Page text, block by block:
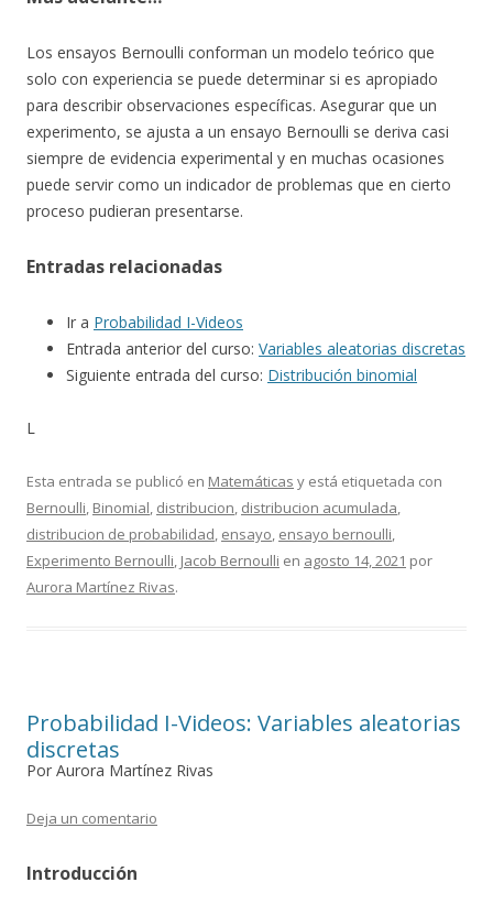
Los ensayos Bernoulli conforman un modelo teórico que
solo con experiencia se puede determinar si es apropiado
para describir observaciones específicas. Asegurar que un
experimento, se ajusta a un ensayo Bernoulli se deriva casi
siempre de evidencia experimental y en muchas ocasiones
puede servir como un indicador de problemas que en cierto
proceso pudieran presentarse.
Entradas relacionadas
Ir a Probabilidad I-Videos
Entrada anterior del curso: Variables aleatorias discretas
Siguiente entrada del curso: Distribución binomial
L
Esta entrada se publicó en Matemáticas y está etiquetada con
Bernoulli, Binomial, distribucion, distribucion acumulada,
distribucion de probabilidad, ensayo, ensayo bernoulli,
Experimento Bernoulli, Jacob Bernoulli en agosto 14, 2021 por
Aurora Martínez Rivas.
Probabilidad I-Videos: Variables aleatorias
discretas
Por Aurora Martínez Rivas
Deja un comentario
Introducción